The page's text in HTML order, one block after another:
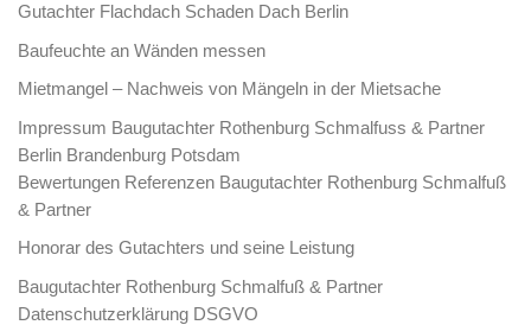
Gutachter Flachdach Schaden Dach Berlin
Baufeuchte an Wänden messen
Mietmangel – Nachweis von Mängeln in der Mietsache
Impressum Baugutachter Rothenburg Schmalfuss & Partner
Berlin Brandenburg Potsdam
Bewertungen Referenzen Baugutachter Rothenburg Schmalfuß
& Partner
Honorar des Gutachters und seine Leistung
Baugutachter Rothenburg Schmalfuß & Partner
Datenschutzerklärung DSGVO